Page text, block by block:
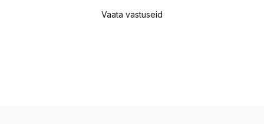
Vaata vastuseid